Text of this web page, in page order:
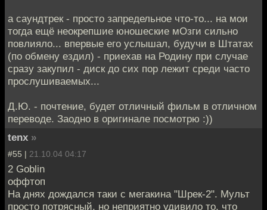
а саундтрек - просто запредельное что-то... на мои
тогда ещё неокрепшие юношеские мОзги сильно
повлияло... впервые его услышал, будучи в Штатах
(по обмену ездил) - приехав на Родину при случае
сразу закупил - диск до сих пор лежит среди часто
прослушиваемых...
Д.Ю. - почтение, будет отличный фильм в отличном
переводе. Заодно в оригинале посмотрю :))
tenx »
#55 | 21.10.04 04:17
2 Goblin
оффтоп
На днях дождался таки с мегакина "Шрек-2". Мульт
просто потрясный, но неприятно удивило то, что